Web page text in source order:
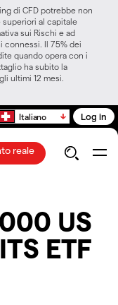
di CFD potrebbe non
al capitale
sui Rischi e ad
connessi. Il 75% dei
quando opera con i
ha subito la
ultimi 12 mesi.
Italiano Log in
reale
US
ETF